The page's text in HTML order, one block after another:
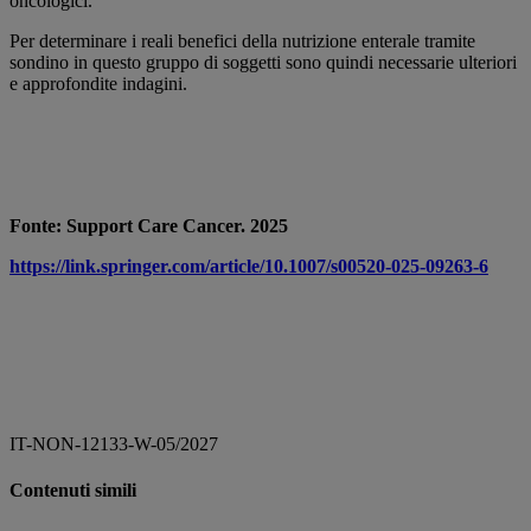
Per determinare i reali benefici della nutrizione enterale tramite
sondino in questo gruppo di soggetti sono quindi necessarie ulteriori
e approfondite indagini.
Fonte: Support Care Cancer. 2025
https://link.springer.com/article/10.1007/s00520-025-09263-6
IT-NON-12133-W-05/2027
Contenuti simili